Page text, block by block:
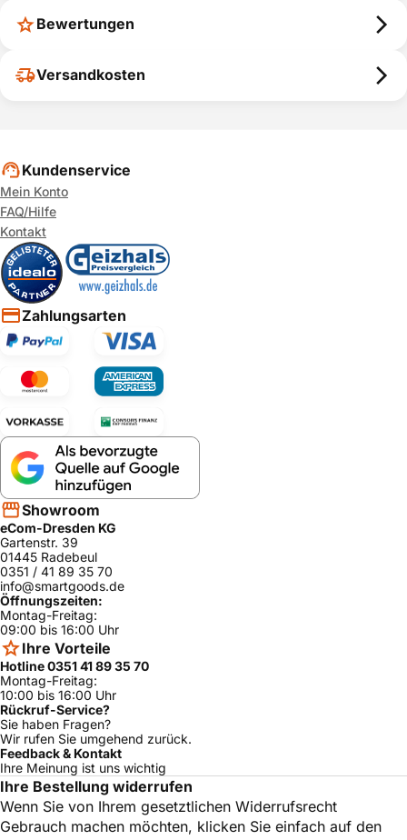
Bewertungen
Versandkosten
Kundenservice
Mein Konto
FAQ/Hilfe
Kontakt
Zahlungsarten
Showroom
eCom-Dresden KG
Gartenstr. 39
01445 Radebeul
0351 / 41 89 35 70
info@smartgoods.de
Öffnungszeiten:
Montag-Freitag:
09:00 bis 16:00 Uhr
Ihre Vorteile
Hotline 0351 41 89 35 70
Montag-Freitag:
10:00 bis 16:00 Uhr
Rückruf-Service?
Sie haben Fragen?
Wir rufen Sie umgehend zurück.
Feedback & Kontakt
Ihre Meinung ist uns wichtig
Ihre Bestellung widerrufen
Wenn Sie von Ihrem gesetztlichen Widerrufsrecht
Gebrauch machen möchten, klicken Sie einfach auf den